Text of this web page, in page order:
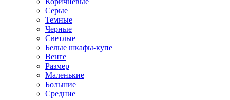
Серые
Темные
Черные
Светлые
Белые шкафы-купе
Венге
Размер
Маленькие
Большие
Средние